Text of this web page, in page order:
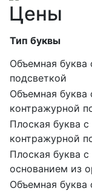
Цены
Тип буквы
Объемная буква
подсветкой
Объемная буква
контражурной
Плоская буква с
контражурной
Плоская буква с
основанием из
Объемная буква